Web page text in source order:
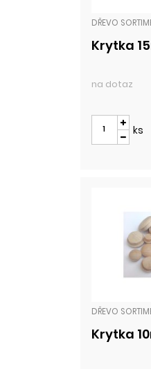
DŘEVO
Krytka
na dotaz
ks
DŘEVO
Krytka